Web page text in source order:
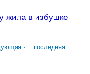
жила в избушке
›
последняя